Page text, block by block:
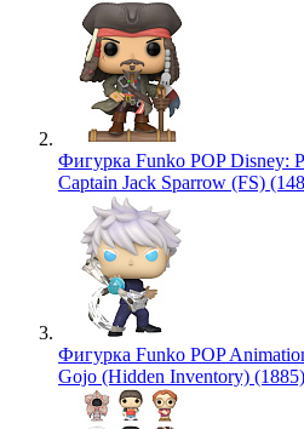
Фигурка Funko POP Disney:
Captain Jack Sparrow (FS)
Фигурка Funko POP
Gojo (Hidden Inventory)